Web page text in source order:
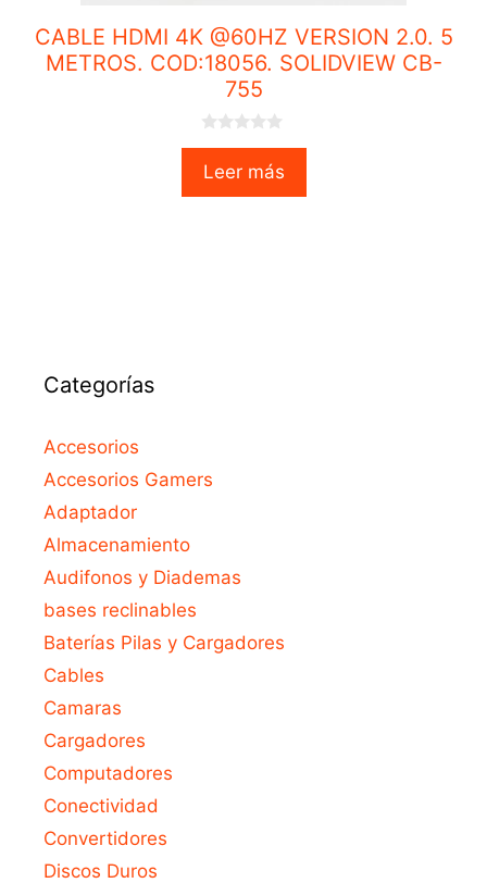
CABLE HDMI 4K @60HZ VERSION 2.0. 5
METROS. COD:18056. SOLIDVIEW CB-
755
0
u
Leer más
Categorías
Accesorios
Accesorios Gamers
Adaptador
Almacenamiento
Audifonos y Diademas
bases reclinables
Baterías Pilas y Cargadores
Cables
Camaras
Cargadores
Computadores
Conectividad
Convertidores
Discos Duros